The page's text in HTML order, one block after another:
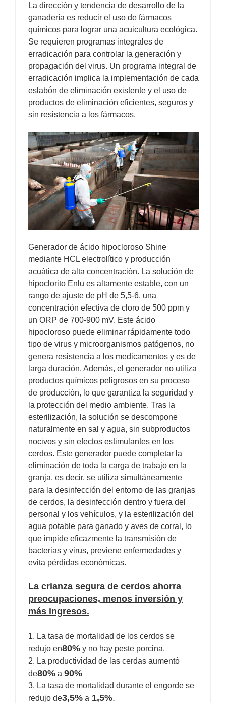
La dirección y tendencia de desarrollo de la
ganadería es reducir el uso de fármacos
químicos para lograr una acuicultura ecológica.
Se requieren programas integrales de
erradicación para controlar la generación y
propagación del virus. Un programa integral de
erradicación implica la implementación de cada
eslabón de eliminación existente y el uso de
productos de eliminación eficientes, seguros y
sin resistencia a los fármacos.
Generador de ácido hipocloroso Shine
mediante HCL electrolítico y producción
acuática de alta concentración. La solución de
hipoclorito Enlu es altamente estable, con un
rango de ajuste de pH de 5,5-6, una
concentración efectiva de cloro de 500 ppm y
un ORP de 700-900 mV. Este ácido
hipocloroso puede eliminar rápidamente todo
tipo de virus y microorganismos patógenos, no
genera resistencia a los medicamentos y es de
larga duración. Además, el generador no utiliza
productos químicos peligrosos en su proceso
de producción, lo que garantiza la seguridad y
la protección del medio ambiente. Tras la
esterilización, la solución se descompone
naturalmente en sal y agua, sin subproductos
nocivos y sin efectos estimulantes en los
cerdos. Este generador puede completar la
eliminación de toda la carga de trabajo en la
granja, es decir, se utiliza simultáneamente
para la desinfección del entorno de las granjas
de cerdos, la desinfección dentro y fuera del
personal y los vehículos, y la esterilización del
agua potable para ganado y aves de corral, lo
que impide eficazmente la transmisión de
bacterias y virus, previene enfermedades y
evita pérdidas económicas.
La crianza segura de cerdos ahorra
preocupaciones, menos inversión y
más ingresos.
1. La tasa de mortalidad de los cerdos se
redujo en80% y no hay peste porcina.
2. La productividad de las cerdas aumentó
de80% a 90%
3. La tasa de mortalidad durante el engorde se
redujo de3,5% a 1,5%.